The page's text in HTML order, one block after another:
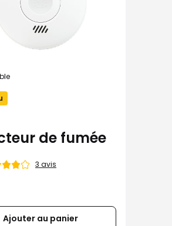
de fumée
3 avis
Ajouter au panier